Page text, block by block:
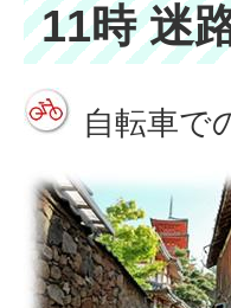
11時 迷
自転車で